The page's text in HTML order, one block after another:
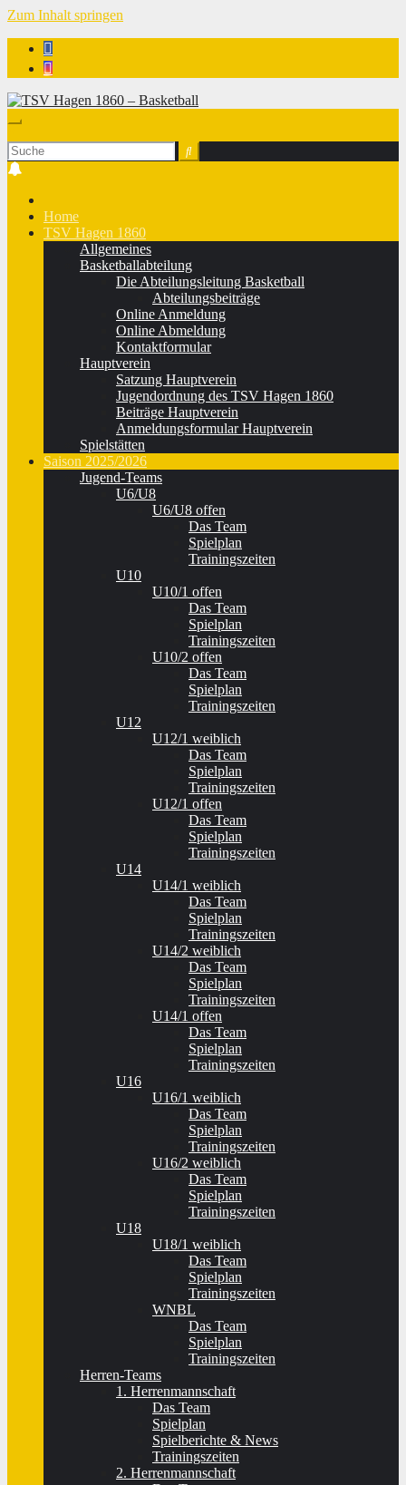
Zum Inhalt springen
Home
TSV Hagen 1860
Allgemeines
Basketballabteilung
Die Abteilungsleitung Basketball
Abteilungsbeiträge
Online Anmeldung
Online Abmeldung
Kontaktformular
Hauptverein
Satzung Hauptverein
Jugendordnung des TSV Hagen 1860
Beiträge Hauptverein
Anmeldungsformular Hauptverein
Spielstätten
Saison 2025/2026
Jugend-Teams
U6/U8
U6/U8 offen
Das Team
Spielplan
Trainingszeiten
U10
U10/1 offen
Das Team
Spielplan
Trainingszeiten
U10/2 offen
Das Team
Spielplan
Trainingszeiten
U12
U12/1 weiblich
Das Team
Spielplan
Trainingszeiten
U12/1 offen
Das Team
Spielplan
Trainingszeiten
U14
U14/1 weiblich
Das Team
Spielplan
Trainingszeiten
U14/2 weiblich
Das Team
Spielplan
Trainingszeiten
U14/1 offen
Das Team
Spielplan
Trainingszeiten
U16
U16/1 weiblich
Das Team
Spielplan
Trainingszeiten
U16/2 weiblich
Das Team
Spielplan
Trainingszeiten
U18
U18/1 weiblich
Das Team
Spielplan
Trainingszeiten
WNBL
Das Team
Spielplan
Trainingszeiten
Herren-Teams
1. Herrenmannschaft
Das Team
Spielplan
Spielberichte & News
Trainingszeiten
2. Herrenmannschaft